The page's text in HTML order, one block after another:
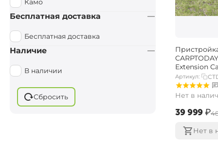
Extension
Артикул:
Нет в
‍39 999‍₽
Нет в
Аксессуары
Камо
Бесплатная доставка
Бесплатная доставка
Наличие
В наличии
Сбросить